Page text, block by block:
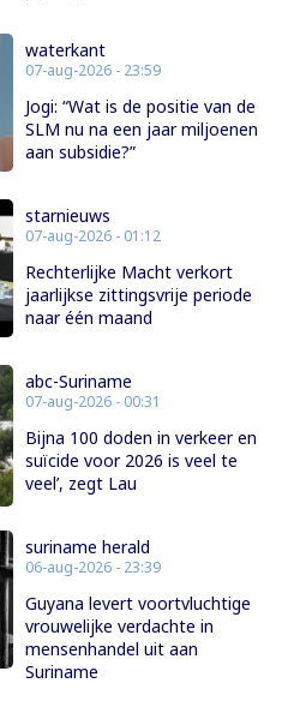
waterkant
07-aug-2026 - 23:59
Jogi: “Wat is de positie van de
SLM nu na een jaar miljoenen
aan subsidie?”
starnieuws
07-aug-2026 - 01:12
Rechterlijke Macht verkort
jaarlijkse zittingsvrije periode
naar één maand
abc-Suriname
07-aug-2026 - 00:31
Bijna 100 doden in verkeer en
suïcide voor 2026 is veel te
veel’, zegt Lau
suriname herald
06-aug-2026 - 23:39
Guyana levert voortvluchtige
vrouwelijke verdachte in
mensenhandel uit aan
Suriname